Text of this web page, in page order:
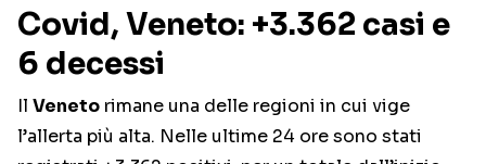
Covid, Veneto: +3.362 casi e
6 decessi
Il Veneto rimane una delle regioni in cui vige
l’allerta più alta. Nelle ultime 24 ore sono stati